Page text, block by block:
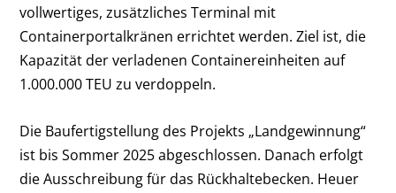
vollwertiges, zusätzliches Terminal mit
Containerportalkränen errichtet werden. Ziel ist, die
Kapazität der verladenen Containereinheiten auf
1.000.000 TEU zu verdoppeln.
Die Baufertigstellung des Projekts „Landgewinnung“
ist bis Sommer 2025 abgeschlossen. Danach erfolgt
die Ausschreibung für das Rückhaltebecken. Heuer